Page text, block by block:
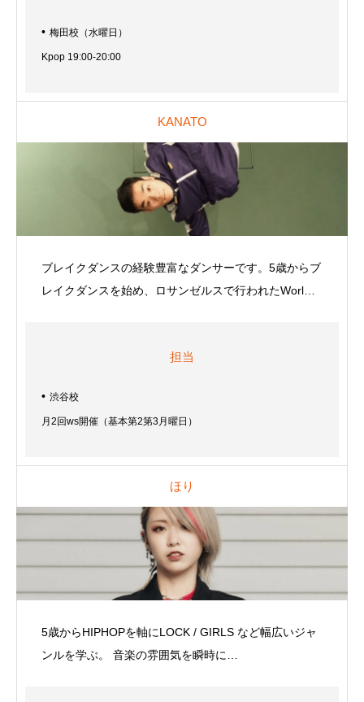
梅田校（水曜日）
Kpop 19:00-20:00
KANATO
ブレイクダンスの経験豊富なダンサーです。5歳からブ
レイクダンスを始め、ロサンゼルスで行われたWorl…
担当
渋谷校
月2回ws開催（基本第2第3月曜日）
ほり
5歳からHIPHOPを軸にLOCK / GIRLS など幅広いジャ
ンルを学ぶ。 音楽の雰囲気を瞬時に…